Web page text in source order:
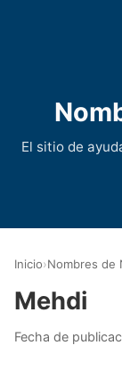
El sitio de
Inicio›Nombres de
Mehdi
Fecha de